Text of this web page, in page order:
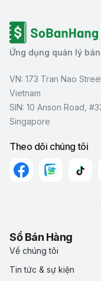
Ứng dụng quản lý
VN: 173 Tran Nao
Vietnam
SIN: 10 Anson Road,
Singapore
Theo dõi chúng tôi
Sổ Bán Hàng
Về chúng tôi
Tin tức & sự kiện